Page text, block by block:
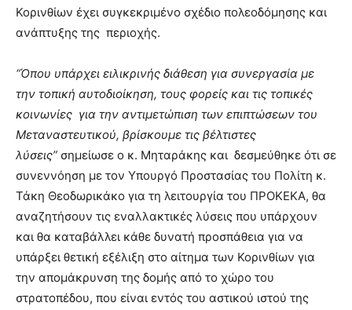
Κορινθίων έχει συγκεκριμένο σχέδιο πολεοδόμησης και
ανάπτυξης της περιοχής.
“Όπου υπάρχει ειλικρινής διάθεση για συνεργασία με
την τοπική αυτοδιοίκηση, τους φορείς και τις τοπικές
κοινωνίες για την αντιμετώπιση των επιπτώσεων του
Μεταναστευτικού, βρίσκουμε τις βέλτιστες
λύσεις” σημείωσε ο κ. Μηταράκης και δεσμεύθηκε ότι σε
συνεννόηση με τον Υπουργό Προστασίας του Πολίτη κ.
Τάκη Θεοδωρικάκο για τη λειτουργία του ΠΡΟΚΕΚΑ, θα
αναζητήσουν τις εναλλακτικές λύσεις που υπάρχουν
και θα καταβάλλει κάθε δυνατή προσπάθεια για να
υπάρξει θετική εξέλιξη στο αίτημα των Κορινθίων για
την απομάκρυνση της δομής από το χώρο του
στρατοπέδου, που είναι εντός του αστικού ιστού της